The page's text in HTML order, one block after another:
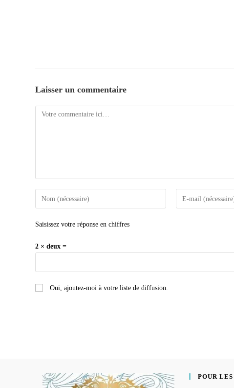
Laisser un commentaire
Saisissez votre réponse en chiffres
2 × deux =
Oui, ajoutez-moi à votre liste de diffusion.
POUR